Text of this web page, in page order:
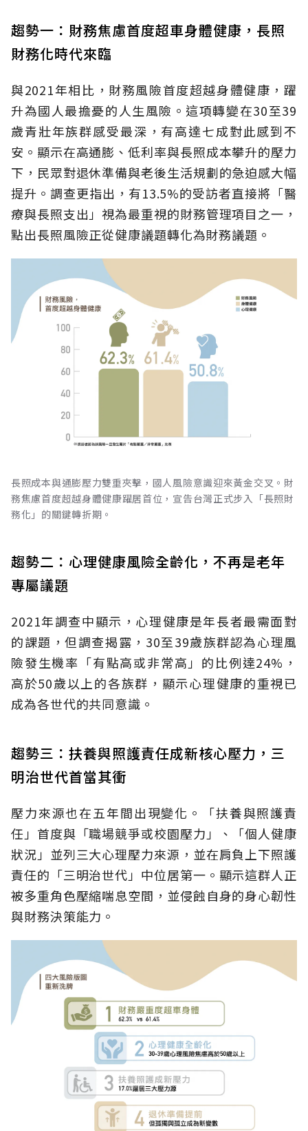
趨勢一：財務焦慮首度超車身體健康，長照
財務化時代來臨
與2021年相比，財務風險首度超越身體健康，躍
升為國人最擔憂的人生風險。這項轉變在30至39
歲青壯年族群感受最深，有高達七成對此感到不
安。顯示在高通膨、低利率與長照成本攀升的壓力
下，民眾對退休準備與老後生活規劃的急迫感大幅
提升。調查更指出，有13.5%的受訪者直接將「醫
療與長照支出」視為最重視的財務管理項目之一，
點出長照風險正從健康議題轉化為財務議題。
長照成本與通膨壓力雙重夾擊，國人風險意識迎來黃金交叉。財
務焦慮首度超越身體健康躍居首位，宣告台灣正式步入「長照財
務化」的關鍵轉折期。
趨勢二：心理健康風險全齡化，不再是老年
專屬議題
2021年調查中顯示，心理健康是年長者最需面對
的課題，但調查揭露，30至39歲族群認為心理風
險發生機率「有點高或非常高」的比例達24%，
高於50歲以上的各族群，顯示心理健康的重視已
成為各世代的共同意識。
趨勢三：扶養與照護責任成新核心壓力，三
明治世代首當其衝
壓力來源也在五年間出現變化。「扶養與照護責
任」首度與「職場競爭或校園壓力」、「個人健康
狀況」並列三大心理壓力來源，並在肩負上下照護
責任的「三明治世代」中位居第一。顯示這群人正
被多重角色壓縮喘息空間，並侵蝕自身的身心韌性
與財務決策能力。